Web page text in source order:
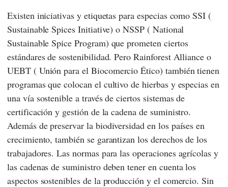
Existen iniciativas y etiquetas para especias comoSSI (
Sustainable Spices Initiative) oNSSP ( National
Sustainable Spice Program) que prometen ciertos
estándares de sostenibilidad. Pero Rainforest Alliance o
UEBT( Unión para el Biocomercio Ético) también tienen
programas que colocan el cultivo de hierbas y especias en
una vía sostenible a través de ciertos sistemas de
certificación y gestión de la cadena de suministro.
Además de preservar la biodiversidad en los países en
crecimiento, también se garantizan los derechos de los
trabajadores. Las normas para las operaciones agrícolas y
las cadenas de suministro deben tener en cuenta los
aspectos sostenibles de la producción y el comercio. Sin